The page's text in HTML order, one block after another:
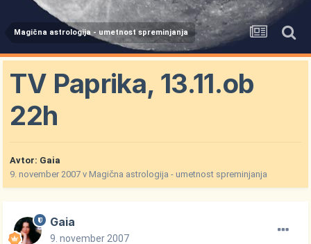
Magična astrologija - umetnost spreminjanja
TV Paprika, 13.11.ob
22h
Avtor: Gaia
9. november 2007 vMagična astrologija - umetnost spreminjanja
Gaia
9. november 2007